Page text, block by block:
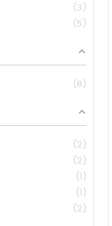
3
5
8
2
2
1
1
2